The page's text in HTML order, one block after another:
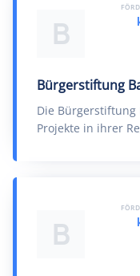
B
Bürgerstiftung
Die Bürgerstiftung
Projekte in ihrer
B